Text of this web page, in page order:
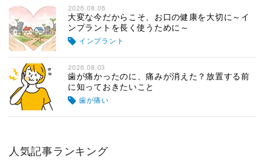
2026.08.06
大変な今だからこそ、お口の健康を大切に～イ
ンプラントを長く使うために～
インプラント
2026.08.03
歯が痛かったのに、痛みが消えた？放置する前
に知っておきたいこと
歯が痛い
人気記事ランキング